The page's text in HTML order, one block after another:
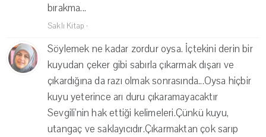
bırakma...
Saklı Kitap ·
Söylemek ne kadar zordur oysa. İçtekini derin bir
kuyudan çeker gibi sabırla çıkarmak dışarı ve
çıkardığına da razı olmak sonrasında...Oysa hiçbir
kuyu yeterince arı duru çıkaramayacaktır
Sevgili'nin hak ettiği kelimeleri.Çünkü kuyu,
utangaç ve saklayıcıdır.Çıkarmaktan çok sarıp